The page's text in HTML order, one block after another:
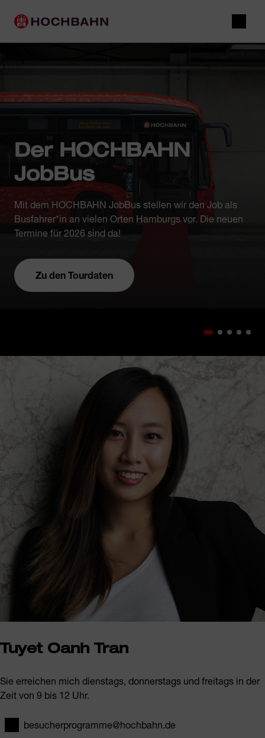
Hauptnavigation
Der HOCHBAHN
JobBus
Mit dem HOCHBAHN JobBus stellen wir den Job als
Busfahrer*in an vielen Orten Hamburgs vor. Die neuen
Termine für 2026 sind da!
Zu den Tourdaten
Tuyet Oanh Tran
Sie erreichen mich dienstags, donnerstags und freitags in der
Zeit von 9 bis 12 Uhr.
E-Mail
besucherprogramme@hochbahn.de